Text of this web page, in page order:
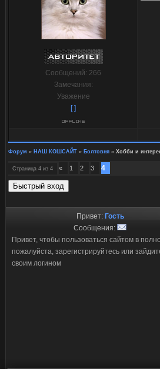
Сообщений: 266
Замечания:
Уважение
[ ]
Форум » НАШ КОШСАЙТ » Болтовня » Хобби и
Страница 4 из 4 « 1 2 3 4
Привет: Гость
Сообщения:
Привет, чтобы пользоваться сайтом в
пожалуйста, зарегистрируйтесь или
своим логином